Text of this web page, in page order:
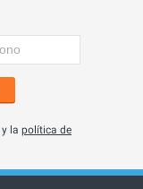
y la política de